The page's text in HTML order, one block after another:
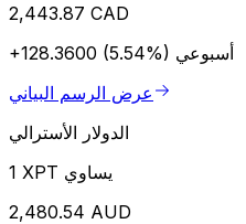
2,443.87 CAD
+128.3600 (5.54%) أسبوعي
عرض الرسم البياني
الدولار الأسترالي
1 XPT يساوي
2,480.54 AUD